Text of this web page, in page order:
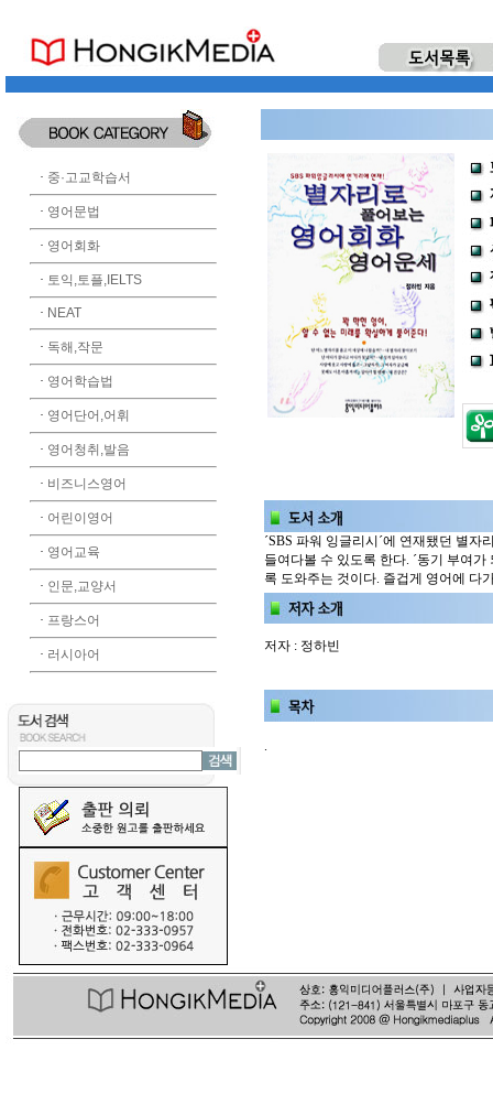
· 중·고교학습서
· 영어문법
· 영어회화
· 토익,토플,IELTS
· NEAT
· 독해,작문
· 영어학습법
· 영어단어,어휘
· 영어청취,발음
· 비즈니스영어
· 어린이영어
· 영어교육
· 인문,교양서
· 프랑스어
· 러시아어
´SBS 파워 잉글리시´에 연재됐던 별
들여다볼 수 있도록 한다. ´동기 부여
록 도와주는 것이다. 즐겁게 영어에 다
저자 : 정하빈
.